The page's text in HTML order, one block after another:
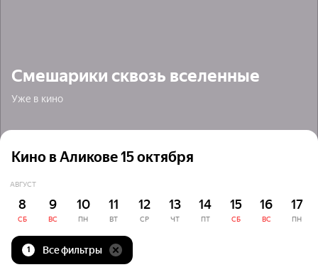
Смешарики сквозь вселенные
Уже в кино
Кино в Аликове 15 октября
АВГУСТ
8
СБ
9
ВС
10
ПН
11
ВТ
12
СР
13
ЧТ
14
ПТ
15
СБ
16
ВС
17
ПН
1 Все фильтры